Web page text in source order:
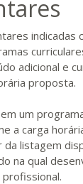
indicadas
adicional e
proposta.
um
a carga
listagem
na qual